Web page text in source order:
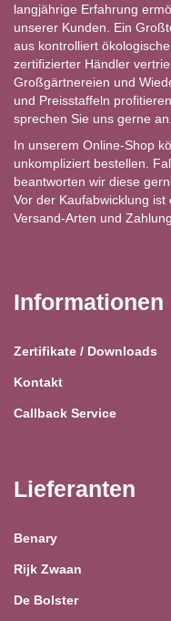
langjährige Erfahrung
unserer Kunden. Ein
aus kontrolliert
zertifizierter Händler
Großgärtnereien und
und Preisstaffeln
sprechen Sie uns gerne an.
In unserem Online-Shop
unkompliziert bestellen.
beantworten wir diese
Vor der Kaufabwicklung
Versand-Arten und
Informationen
Zertifikate / Downloads
Kontakt
Callback Service
Lieferanten
Benary
Rijk Zwaan
De Bolster